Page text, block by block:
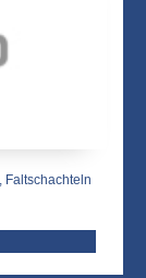
Faltschachteln